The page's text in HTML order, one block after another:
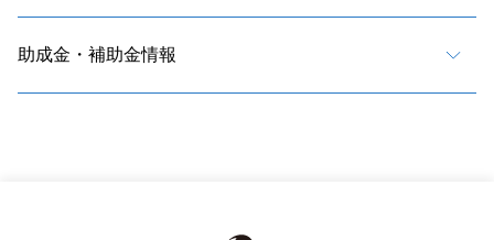
助成金・補助金情報